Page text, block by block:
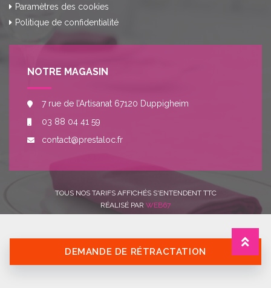
Paramètres des cookies
Politique de confidentialité
NOTRE MAGASIN
7 rue de l’Artisanat 67120 Duppigheim
03 88 04 41 59
contact@prestaloc.fr
TOUS NOS TARIFS AFFICHÉS S'ENTENDENT TTC
RÉALISÉ PAR WEB67
DEMANDE DE RÉTRACTATION